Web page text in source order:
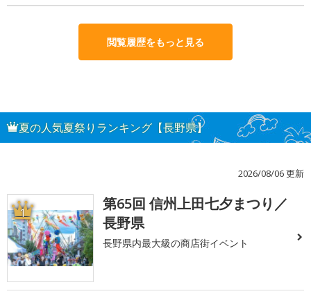
閲覧履歴をもっと見る
夏の人気夏祭りランキング【長野県】
2026/08/06 更新
1
第65回 信州上田七夕まつり／
長野県
長野県内最大級の商店街イベント